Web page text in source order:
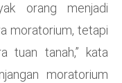
orang menjadi
moratorium, tetapi
tuan tanah,” kata
moratorium